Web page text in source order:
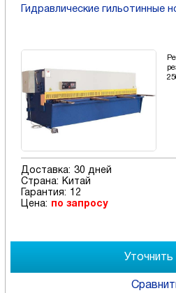
Гидравлические гильотинные
Доставка: 30 дней
Страна:
Китай
Гарантия:
12
Цена:
по запросу